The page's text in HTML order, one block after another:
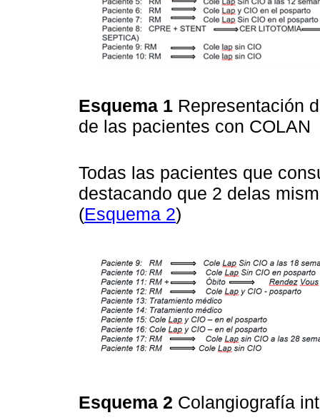
Esquema 1 Representación
de las pacientes con COLAN
Todas las pacientes que
destacando que 2 delas
(Esquema 2)
Esquema 2 Colangiografía